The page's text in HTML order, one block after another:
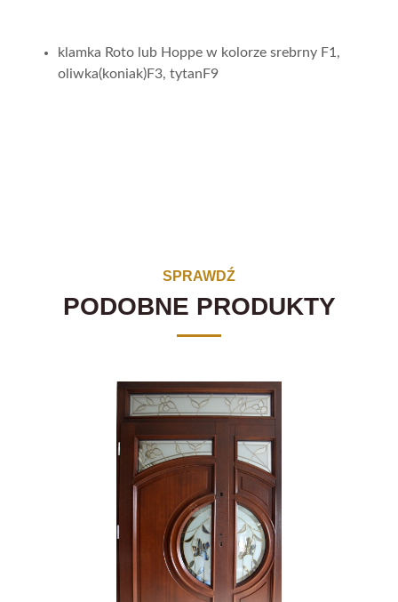
klamka Roto lub Hoppe w kolorze srebrny F1,
oliwka(koniak)F3, tytanF9
SPRAWDŹ
PODOBNE PRODUKTY